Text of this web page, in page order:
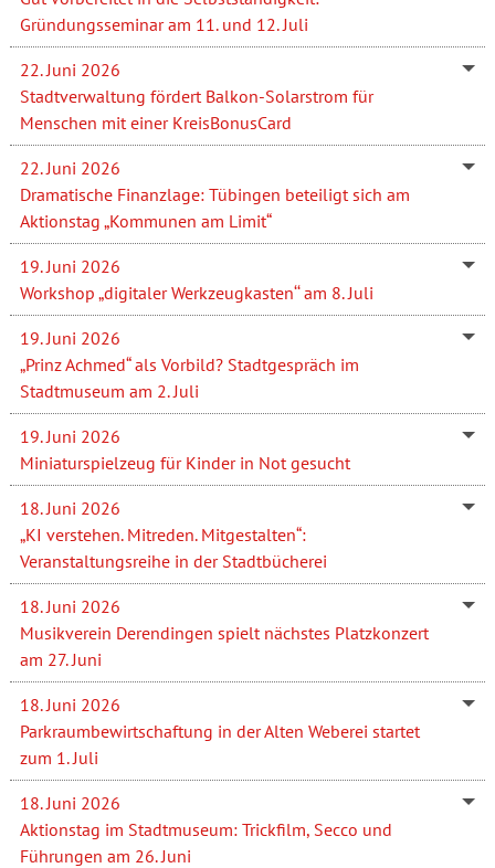
Gründungsseminar am 11. und 12. Juli
22. Juni 2026
Stadtverwaltung fördert Balkon-Solarstrom für
Menschen mit einer KreisBonusCard
22. Juni 2026
Dramatische Finanzlage: Tübingen beteiligt sich am
Aktionstag „Kommunen am Limit“
19. Juni 2026
Workshop „digitaler Werkzeugkasten‘‘ am 8. Juli
19. Juni 2026
„Prinz Achmed“ als Vorbild? Stadtgespräch im
Stadtmuseum am 2. Juli
19. Juni 2026
Miniaturspielzeug für Kinder in Not gesucht
18. Juni 2026
„KI verstehen. Mitreden. Mitgestalten“:
Veranstaltungsreihe in der Stadtbücherei
18. Juni 2026
Musikverein Derendingen spielt nächstes Platzkonzert
am 27. Juni
18. Juni 2026
Parkraumbewirtschaftung in der Alten Weberei startet
zum 1. Juli
18. Juni 2026
Aktionstag im Stadtmuseum: Trickfilm, Secco und
Führungen am 26. Juni